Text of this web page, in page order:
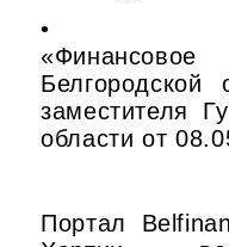
•
«Финансовое
Белгородской
заместителя
области от
Портал